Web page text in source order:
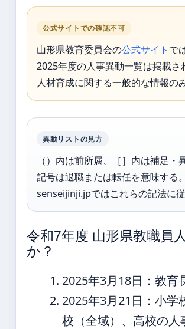
公式サイトでの確認不可
山形県教育委員会の公式サイト で
2025年度の人事異動一覧は掲載さ
人材育成に関する一般的な情報の
異動リストの見方
（）内は前所属、［］内は補足
記号は退職または転任を意味する。
senseijinji.jpではこれらの記法に
令和7年度 山形県教職員
か？
2025年3月18日 ：教
2025年3月21日 ：小
校（全域）、高校の